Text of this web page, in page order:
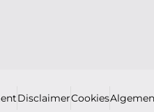
DisclaimerCookies